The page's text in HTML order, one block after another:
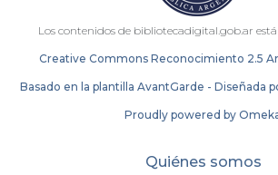
Los contenidos de bibliotecadigital.gob.ar
Creative Commons Reconocimiento 2.5
Basado en la plantilla AvantGarde - Diseñada
Proudly powered by
Quiénes somos